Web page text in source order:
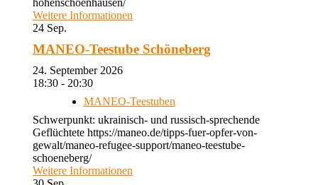
hohenschoenhausen/
Weitere Informationen
24 Sep.
MANEO-Teestube Schöneberg
24. September 2026
18:30 - 20:30
MANEO-Teestuben
Schwerpunkt: ukrainisch- und russisch-sprechende
Geflüchtete https://maneo.de/tipps-fuer-opfer-von-
gewalt/maneo-refugee-support/maneo-teestube-
schoeneberg/
Weitere Informationen